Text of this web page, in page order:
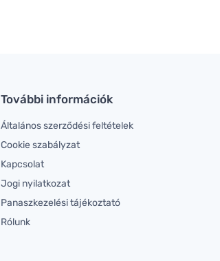
További információk
Általános szerződési feltételek
Cookie szabályzat
Kapcsolat
Jogi nyilatkozat
Panaszkezelési tájékoztató
Rólunk